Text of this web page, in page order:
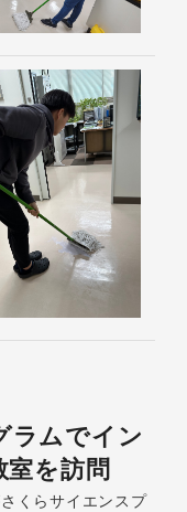
ラムでイン
室を訪問
くらサイエンスプ